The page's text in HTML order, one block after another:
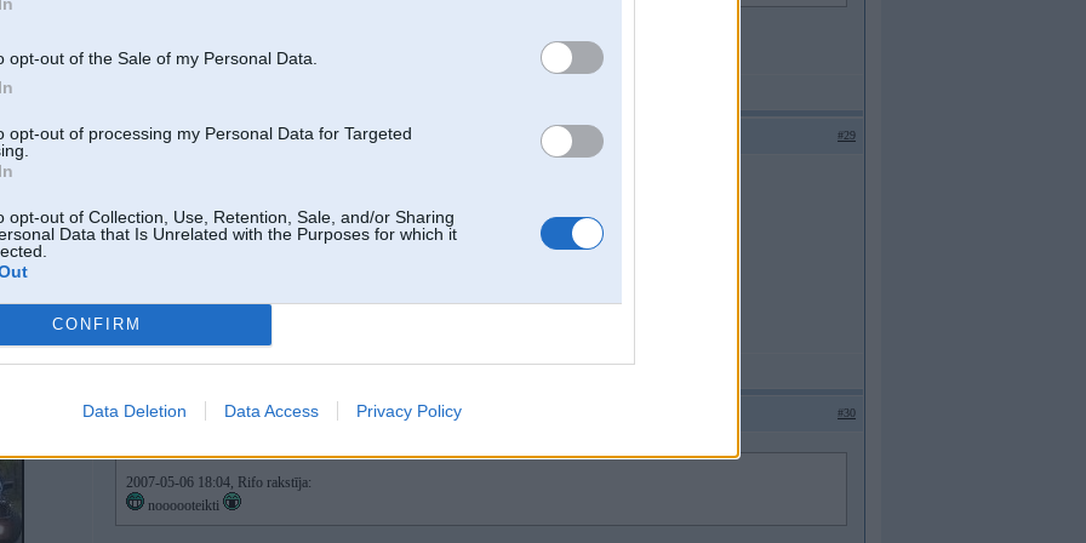
opt-out of the Sale of my Personal Data.
opt-out of processing my Personal Data for Targeted
opt-out of Collection, Use, Retention, Sale, and/or Sharing
Data that Is Unrelated with the Purposes for which it
CONFIRM
Data Deletion Data Access Privacy Policy
Varēja redzēt, ka pēc sitiena auto vairs nebrauca taisni, bet gāja šķībi, drošvien kāds defekts piekarē.
06. May 2007, 18:04 #29
06. May 2007, 18:05 #30
2007-05-06 18:04, Rifo rakstīja:
noooooteikti